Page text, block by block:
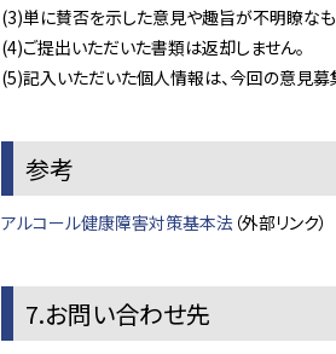
(3)単に賛否を示した意見や趣旨が不明瞭なも
(4)ご提出いただいた書類は返却しません。
(5)記入いただいた個人情報は、今回の意見募
参考
アルコール健康障害対策基本法 （外部リンク）
7.お問い合わせ先